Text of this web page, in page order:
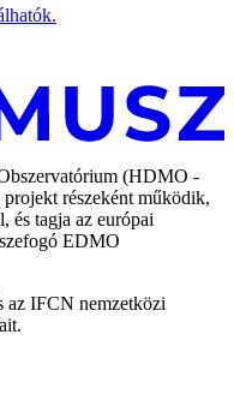
(HDMO -
részeként működik,
és tagja az európai
EDMO
az IFCN nemzetközi